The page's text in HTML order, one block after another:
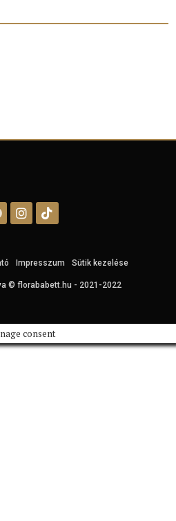
Impresszum Sütik kezelése
© florababett.hu - 2021-2022
consent